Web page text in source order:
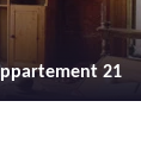
et cave 21